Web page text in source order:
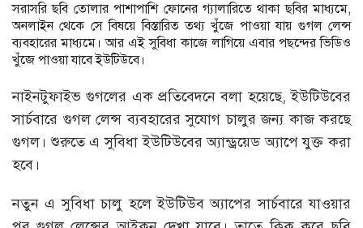
সরাসরি ছবি তোলার পাশাপাশি ফোনের গ্যালারিতে থাকা ছবির মাধ্যমে,
অনলাইন থেকে সে বিষয়ে বিস্তারিত তথ্য খুঁজে পাওয়া যায় গুগল লেন্স
ব্যবহারের মাধ্যমে। আর এই সুবিধা কাজে লাগিয়ে এবার পছন্দের ভিডিও
খুঁজে পাওয়া যাবে ইউটিউবে।
নাইনটুফাইভ গুগলের এক প্রতিবেদনে বলা হয়েছে, ইউটিউবের
সার্চবারে গুগল লেন্স ব্যবহারের সুযোগ চালুর জন্য কাজ করছে
গুগল। শুরুতে এ সুবিধা ইউটিউবের অ্যান্ড্রয়েড অ্যাপে যুক্ত করা
হবে।
নতুন এ সুবিধা চালু হলে ইউটিউব অ্যাপের সার্চবারে যাওয়ার